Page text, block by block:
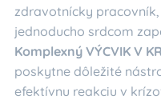
zdravotnícky
jednoducho srdcom
Komplexný VÝCVIK V
poskytne dôležité
efektívnu reakciu v